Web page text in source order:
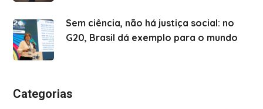
Sem ciência, não há justiça social: no
G20, Brasil dá exemplo para o mundo
Categorias